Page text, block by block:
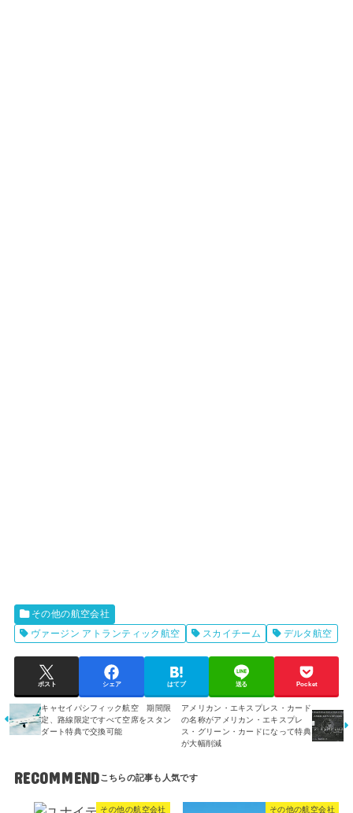
その他の航空会社
ヴァージン アトランティック航空
スカイチーム デルタ航空
ポスト シェア はてブ 送る Pocket
キャセイパシフィック航空 期間限
定、路線限定ですべて空席をスタン
ダート特典で交換可能
アメリカン・エキスプレス・カード
の名称がアメリカン・エキスプレ
ス・グリーン・カードになって特典
が大幅削減
RECOMMEND
その他の航空会社 その他の航空会社